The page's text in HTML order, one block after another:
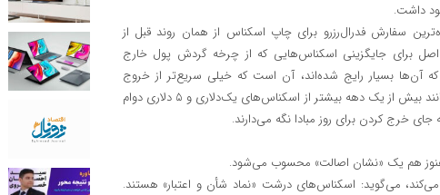
سفارش فدرال‌رزرو برای چاپ اسکناس از همان روند قبل از
برای جایگزینی اسکناس‌هایی که از چرخه گردش پول خارج
آن‌ها بسیار رایج شده‌اند، آن است که خیلی سریع‌تر از خروج
اسکناس‌های قبلی وارد گردش می‌شوند. آن‌ها می‌توانند بیش از یک دهه بیشتر از اسکناس‌های یک‌دلاری و ۵ دلاری دوام
جای خرج کردن برای روز مبادا نگه می‌دارند.
زندگی می‌کند، می‌گوید: اسکناس‌های درشت «نماد شأن و اعتبار» هستند.